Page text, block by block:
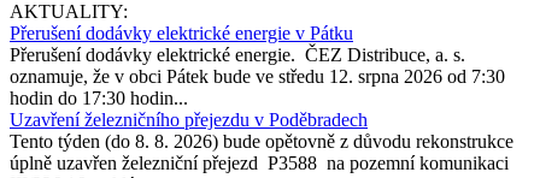
AKTUALITY:
Přerušení dodávky elektrické energie v Pátku
Přerušení dodávky elektrické energie. ČEZ Distribuce, a. s.
oznamuje, že v obci Pátek bude ve středu 12. srpna 2026 od 7:30
hodin do 17:30 hodin...
Uzavření železničního přejezdu v Poděbradech
Tento týden (do 8. 8. 2026) bude opětovně z důvodu rekonstrukce
úplně uzavřen železniční přejezd P3588 na pozemní komunikaci